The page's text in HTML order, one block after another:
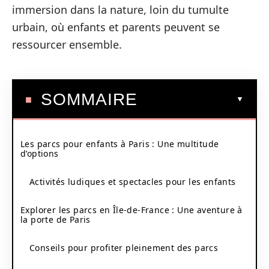
immersion dans la nature, loin du tumulte
urbain, où enfants et parents peuvent se
ressourcer ensemble.
SOMMAIRE
Les parcs pour enfants à Paris : Une multitude
d’options
Activités ludiques et spectacles pour les enfants
Explorer les parcs en Île-de-France : Une aventure à
la porte de Paris
Conseils pour profiter pleinement des parcs